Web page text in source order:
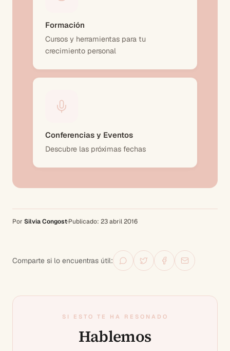
Formación
Cursos y herramientas para tu
crecimiento personal
Conferencias y Eventos
Descubre las próximas fechas
Por Silvia Congost·Publicado: 23 abril 2016
Comparte si lo encuentras útil:
SI ESTO TE HA RESONADO
Hablemos